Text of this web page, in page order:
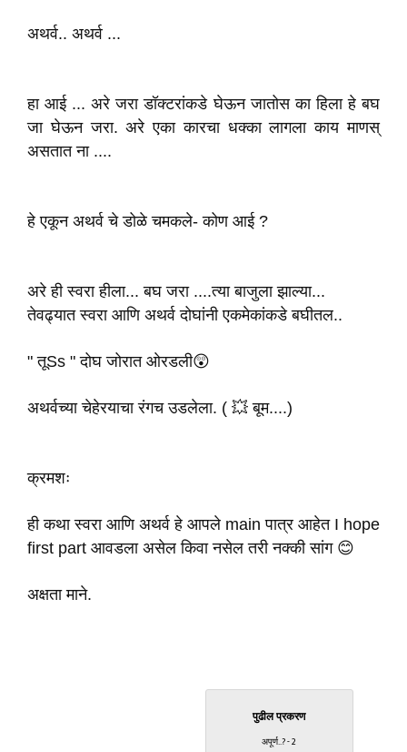
अथर्व.. अथर्व ...
हा आई ... अरे जरा डॉक्टरांकडे घेऊन जातोस का हिला हे बघ
जा घेऊन जरा. अरे एका कारचा धक्का लागला काय माणस्
असतात ना ....
हे एकून अथर्व चे डोळे चमकले- कोण आई ?
अरे ही स्वरा हीला... बघ जरा ....त्या बाजुला झाल्या...
तेवढ्यात स्वरा आणि अथर्व दोघांनी एकमेकांकडे बघीतल..
" तूSs " दोघ जोरात ओरडली😲
अथर्वच्या चेहेरयाचा रंगच उडलेला. ( 💥 बूम....)
क्रमशः
ही कथा स्वरा आणि अथर्व हे आपले main पात्र आहेत I hope
first part आवडला असेल किवा नसेल तरी नक्की सांग 😊
अक्षता माने.
पुढील प्रकरण
अपूर्ण..? - 2